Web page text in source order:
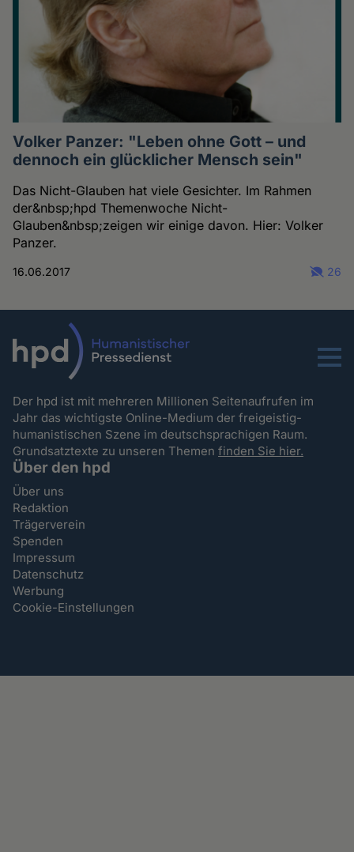
Volker Panzer: "Leben ohne Gott – und
dennoch ein glücklicher Mensch sein"
Das Nicht-Glauben hat viele Gesichter. Im Rahmen
der&nbsp;hpd Themenwoche Nicht-
Glauben&nbsp;zeigen wir einige davon. Hier: Volker
Panzer.
16.06.2017 26
Menu
Der hpd ist mit mehreren Millionen Seitenaufrufen im
Jahr das wichtigste Online-Medium der freigeistig-
humanistischen Szene im deutschsprachigen Raum.
Grundsatztexte zu unseren Themenfinden Sie hier.
Über den hpd
Über uns
Redaktion
Trägerverein
Spenden
Impressum
Datenschutz
Werbung
Cookie-Einstellungen